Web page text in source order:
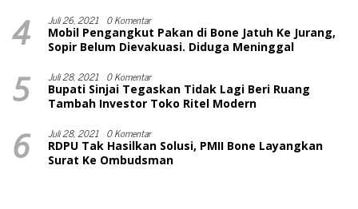
4 Juli 26, 2021 0 Komentar
Mobil Pengangkut Pakan di Bone Jatuh Ke Jurang,
Sopir Belum Dievakuasi. Diduga Meninggal
5 Juli 28, 2021 0 Komentar
Bupati Sinjai Tegaskan Tidak Lagi Beri Ruang
Tambah Investor Toko Ritel Modern
6 Juli 28, 2021 0 Komentar
RDPU Tak Hasilkan Solusi, PMII Bone Layangkan
Surat Ke Ombudsman